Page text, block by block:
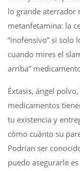
lo grande aterrador
metanfetamina: la
“inofensivo” si solo
cuando mires el
arriba”
Éxtasis, ángel
medicamentos
tu existencia y
cómo cuánto su
Podrían ser
puedo asegurarle